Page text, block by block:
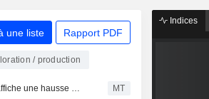
une liste Rapport PDF
/ production
Strathcona Resources affiche une hausse de son résultat opérationnel et de son chiffre d'affaires au deuxième trimestre MT
Indices